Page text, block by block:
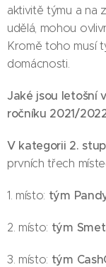
aktivitě týmu a na
udělá, mohou
Kromě toho musí
domácnosti.
Jaké jsou letošní
ročníku 2021/
V kategorii 2.
prvních třech
1. místo: tým
2. místo: tým
3. místo: tým